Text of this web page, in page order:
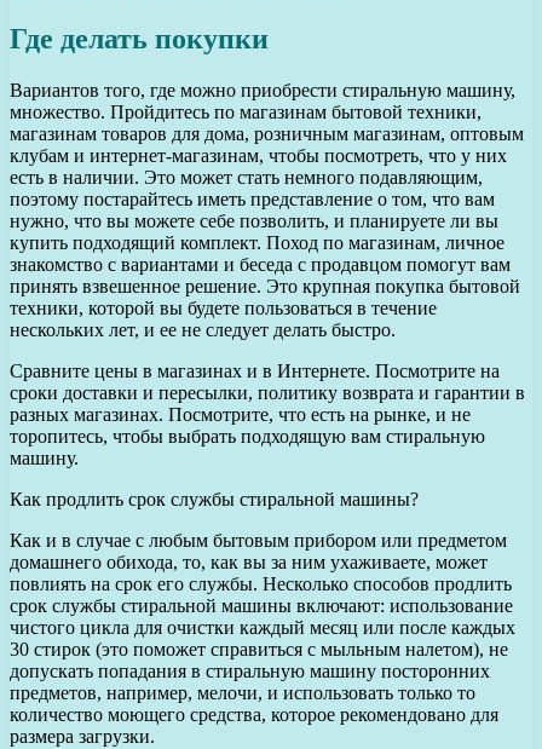
Где делать покупки
Вариантов того, где можно приобрести стиральную машину,
множество. Пройдитесь по магазинам бытовой техники,
магазинам товаров для дома, розничным магазинам, оптовым
клубам и интернет-магазинам, чтобы посмотреть, что у них
есть в наличии. Это может стать немного подавляющим,
поэтому постарайтесь иметь представление о том, что вам
нужно, что вы можете себе позволить, и планируете ли вы
купить подходящий комплект. Поход по магазинам, личное
знакомство с вариантами и беседа с продавцом помогут вам
принять взвешенное решение. Это крупная покупка бытовой
техники, которой вы будете пользоваться в течение
нескольких лет, и ее не следует делать быстро.
Сравните цены в магазинах и в Интернете. Посмотрите на
сроки доставки и пересылки, политику возврата и гарантии в
разных магазинах. Посмотрите, что есть на рынке, и не
торопитесь, чтобы выбрать подходящую вам стиральную
машину.
Как продлить срок службы стиральной машины?
Как и в случае с любым бытовым прибором или предметом
домашнего обихода, то, как вы за ним ухаживаете, может
повлиять на срок его службы. Несколько способов продлить
срок службы стиральной машины включают: использование
чистого цикла для очистки каждый месяц или после каждых
30 стирок (это поможет справиться с мыльным налетом), не
допускать попадания в стиральную машину посторонних
предметов, например, мелочи, и использовать только то
количество моющего средства, которое рекомендовано для
размера загрузки.